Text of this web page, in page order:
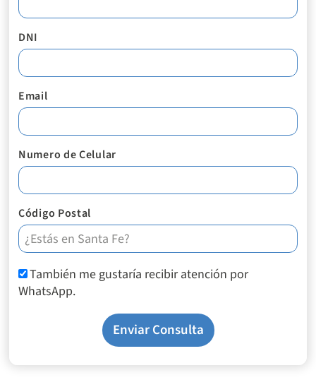
DNI
Email
Numero de Celular
Código Postal
También me gustaría recibir atención por
WhatsApp.
Enviar Consulta